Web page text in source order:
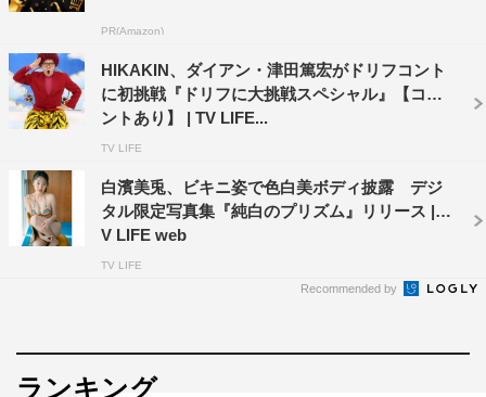
PR(Amazon)
HIKAKIN、ダイアン・津田篤宏がドリフコント
に初挑戦『ドリフに大挑戦スペシャル』【コメ
ントあり】 | TV LIFE...
TV LIFE
白濱美兎、ビキニ姿で色白美ボディ披露 デジ
タル限定写真集『純白のプリズム』リリース | T
V LIFE web
TV LIFE
Recommended by
ランキング